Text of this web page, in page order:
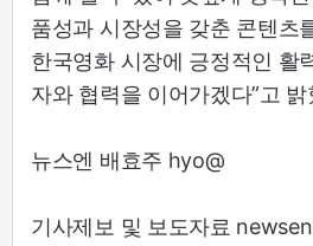
품성과 시장성을 갖춘 콘텐츠
한국영화 시장에 긍정적인 활
자와 협력을 이어가겠다”고 밝
뉴스엔 배효주 hyo@
기사제보 및 보도자료